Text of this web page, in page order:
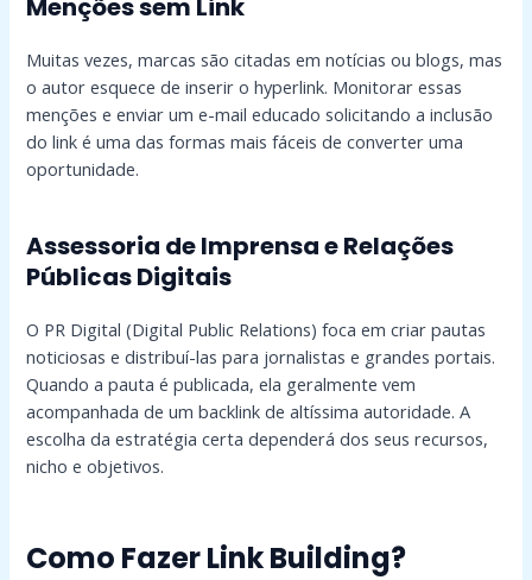
Menções sem Link
Muitas vezes, marcas são citadas em notícias ou blogs, mas
o autor esquece de inserir o hyperlink. Monitorar essas
menções e enviar um e-mail educado solicitando a inclusão
do link é uma das formas mais fáceis de converter uma
oportunidade.
Assessoria de Imprensa e Relações
Públicas Digitais
O PR Digital (Digital Public Relations) foca em criar pautas
noticiosas e distribuí-las para jornalistas e grandes portais.
Quando a pauta é publicada, ela geralmente vem
acompanhada de um backlink de altíssima autoridade. A
escolha da estratégia certa dependerá dos seus recursos,
nicho e objetivos.
Como Fazer Link Building?